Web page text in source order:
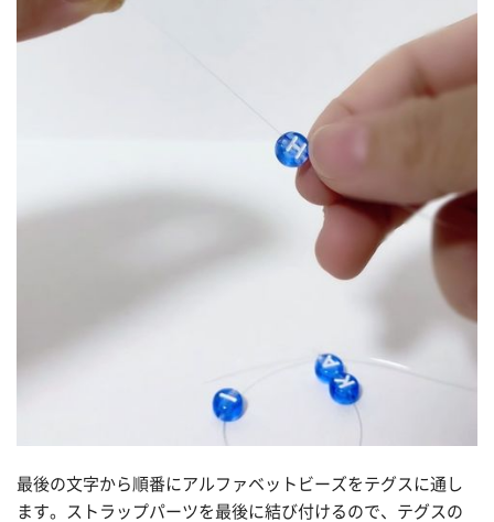
最後の文字から順番にアルファベットビーズをテグスに通し
ます。ストラップパーツを最後に結び付けるので、テグスの